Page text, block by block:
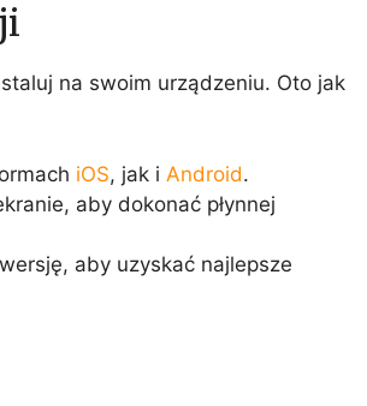
na swoim urządzeniu. Oto jak
iOS, jak i Android.
aby dokonać płynnej
aby uzyskać najlepsze